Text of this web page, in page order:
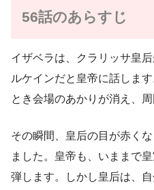
56話のあらすじ
イザベラは、クラリッサ皇
ルケインだと皇帝に話しま
とき会場のあかりが消え、
その瞬間、皇后の目が赤く
ました。皇帝も、いままで
弾します。しかし皇后は、